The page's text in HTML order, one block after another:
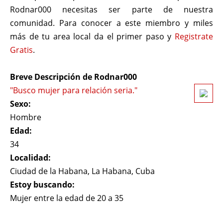
Rodnar000 necesitas ser parte de nuestra
comunidad. Para conocer a este miembro y miles
más de tu area local da el primer paso y Registrate
Gratis.
Breve Descripción de Rodnar000
"Busco mujer para relación seria."
Sexo:
Hombre
Edad:
34
Localidad:
Ciudad de la Habana, La Habana, Cuba
Estoy buscando:
Mujer entre la edad de 20 a 35